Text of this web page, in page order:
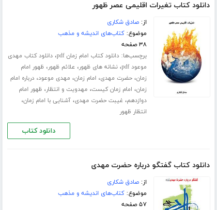
دانلود کتاب تغیرات اقلیمی عصر ظهور
از:صادق شکاری
موضوع:کتاب‌های اندیشه و مذهب
۳۸ صفحه
برچسب‌ها:دانلود کتاب امام زمان pdf ،دانلود کتاب مهدی
موعود pdf
،نشانه های ظهور، علائم ظهور، ظهور امام
زمان،حضرت مهدی، امام زمان، مهدی موعود،درباره امام
زمان، امام زمان کیست، مهدویت و انتظار، ظهور امام
دوازدهم، غیبت حضرت مهدی،آشنایی با امام زمان،
انتظار ظهور
دانلود کتاب
دانلود کتاب گفتگو درباره حضرت مهدی‌
از:صادق شکاری
موضوع:کتاب‌های اندیشه و مذهب
۵۷ صفحه